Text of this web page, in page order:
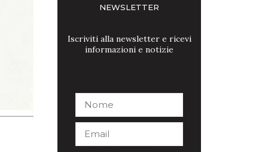
NEWSLETTER
Iscriviti alla newsletter e ricevi
informazioni e notizie